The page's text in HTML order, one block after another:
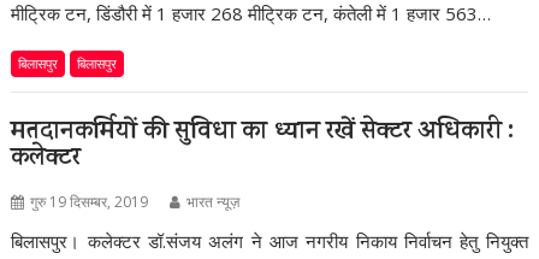
मीट्रिक टन, डिंडौरी में 1 हजार 268 मीट्रिक टन, कंतेली में 1 हजार 563…
बिलासपुर बिलासपुर
मतदानकर्मियों की सुविधा का ध्यान रखें सेक्टर अधिकारी :
कलेक्टर
गुरु 19 दिसम्बर, 2019 भारत न्यूज़
बिलासपुर। कलेक्टर डॉ.संजय अलंग ने आज नगरीय निकाय निर्वाचन हेतु नियुक्त